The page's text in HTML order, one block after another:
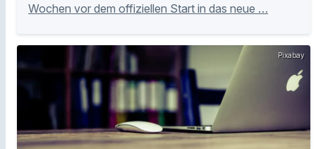
Wochen vor dem offiziellen Start in das neue …
Pixabay